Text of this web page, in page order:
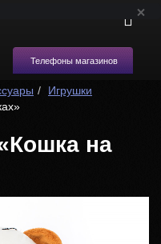
Телефоны магазинов
Игрушки
на